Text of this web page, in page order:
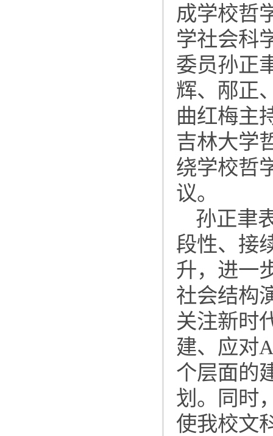
成学校哲
学社会科
委员孙正
辉、邴正
曲红梅主
吉林大学
绕学校哲
议。
孙正聿
段性、接
升，进一
社会结构
关注新时
建、应对
个层面的
划。同时
使我校文